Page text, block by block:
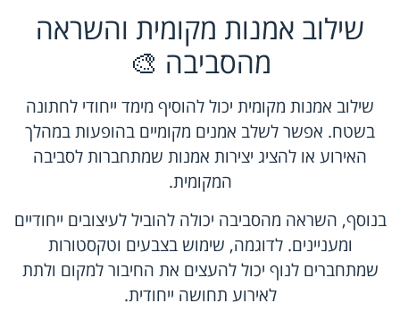
שילוב אמנות מקומית והשראה
מהסביבה 🎨
שילוב אמנות מקומית יכול להוסיף מימד ייחודי לחתונה
בשטח. אפשר לשלב אמנים מקומיים בהופעות במהלך
האירוע או להציג יצירות אמנות שמתחברות לסביבה
המקומית.
בנוסף, השראה מהסביבה יכולה להוביל לעיצובים ייחודיים
ומעניינים. לדוגמה, שימוש בצבעים וטקסטורות
שמתחברים לנוף יכול להעצים את החיבור למקום ולתת
לאירוע תחושה ייחודית.